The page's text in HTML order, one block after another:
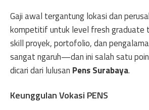
Gaji awal tergantung lokasi dan
kompetitif untuk level fresh graduate
skill proyek, portofolio, dan
sangat ngaruh—dan ini salah satu
dicari dari lulusan Pens Surabaya.
Keunggulan Vokasi PENS